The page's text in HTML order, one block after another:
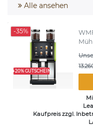
Alle ansehen
+20% GUTSCHEIN
-35%
Kaufpreis zzgl.